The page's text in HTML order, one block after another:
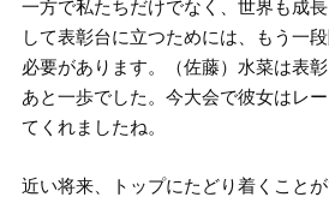
一方で私たちだけでなく、世界も成
して表彰台に立つためには、もう一
必要があります。（佐藤）水菜は表
あと一歩でした。今大会で彼女はレ
てくれましたね。
近い将来、トップにたどり着くこと